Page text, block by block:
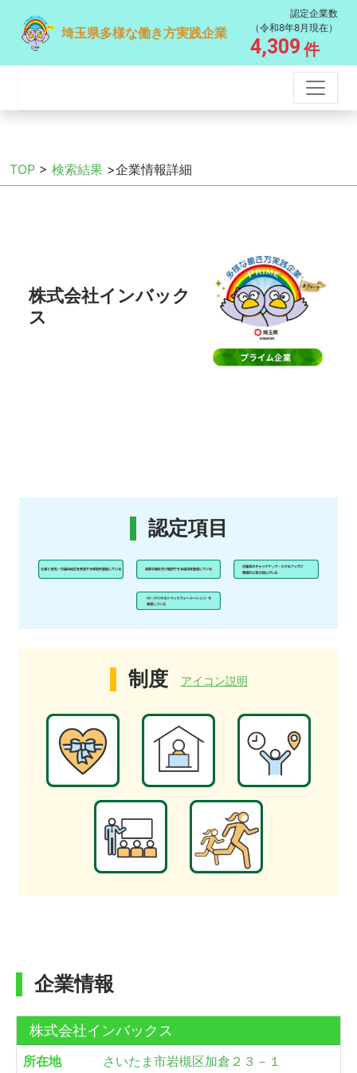
埼玉県多様な働き方実践企業
認定企業数
（令和8年8月現在）
4,309 件
TOP > 検索結果 >企業情報詳細
株式会社インバック
ス
認定項目
制度 アイコン説明
企業情報
株式会社インバックス
所在地 さいたま市岩槻区加倉２３－１